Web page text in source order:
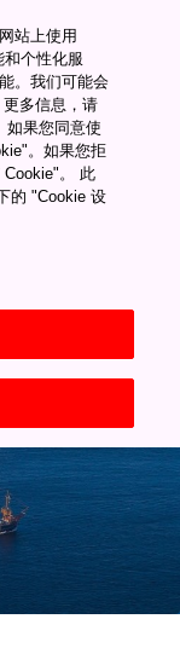
站上使用
个性化服
。我们可能会
多信息，请
如果您同意使
。如果您拒
Cookie"。 此
的 "Cookie 设